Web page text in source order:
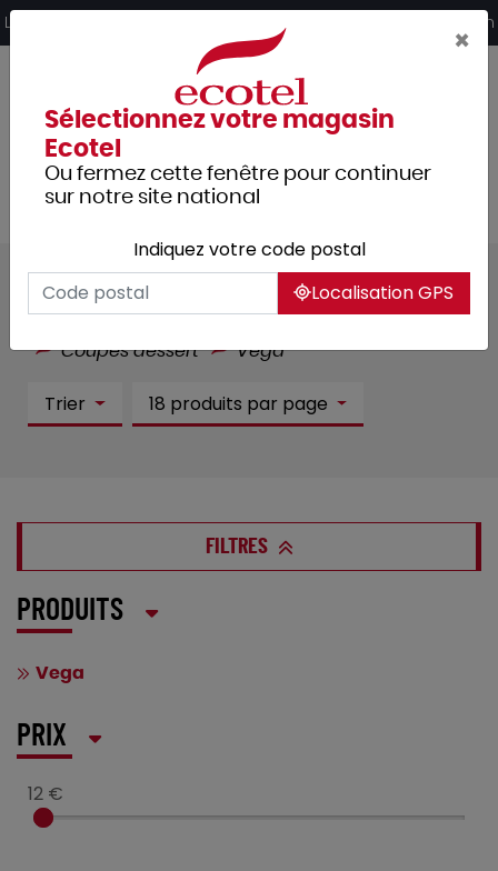
Livraison offerte dès 249€ HT d’achat et retrait 2h en magasin
Vega :1 article(s)
Coupes dessert
Vega
Trier 18 produits par page
FILTRES
PRODUITS
Vega
PRIX
12 €
×
Sélectionnez votre magasin
Ecotel
Ou fermez cette fenêtre pour continuer
sur notre site national
Indiquez votre code postal
Localisation GPS
Panneau de gestion des cookies